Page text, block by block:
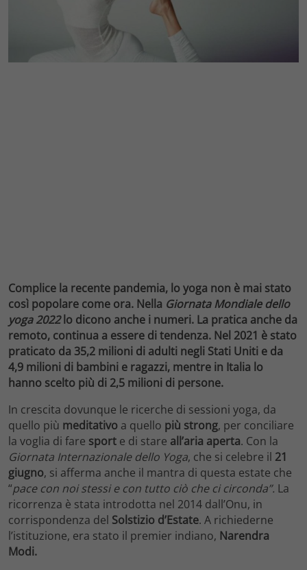
Complice la recente pandemia, lo yoga non è mai stato
così popolare come ora. Nella Giornata Mondiale dello
yoga 2022lo dicono anche i numeri. La pratica anche da
remoto, continua a essere di tendenza. Nel 2021 è stato
praticato da 35,2 milioni di adulti negli Stati Uniti e da
4,9 milioni di bambini e ragazzi, mentre in Italia lo
hanno scelto più di 2,5 milioni di persone.
In crescita dovunque le ricerche di sessioni yoga, da
quello più meditativo a quello più strong, per conciliare
la voglia di fare sport e di stare all’aria aperta. Con la
Giornata Internazionale dello Yoga, che si celebre il 21
giugno, si afferma anche il mantra di questa estate che
“pace con noi stessi e con tutto ciò che ci circonda”. La
ricorrenza è stata introdotta nel 2014 dall’Onu, in
corrispondenza del Solstizio d’Estate. A richiederne
l’istituzione, era stato il premier indiano, Narendra
Modi.